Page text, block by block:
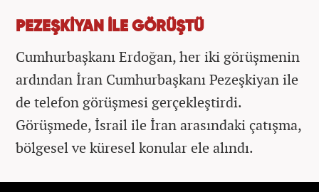
PEZEŞKİYAN İLE GÖRÜŞTÜ
Cumhurbaşkanı Erdoğan, her iki görüşmenin
ardından İran Cumhurbaşkanı Pezeşkiyan ile
de telefon görüşmesi gerçekleştirdi.
Görüşmede, İsrail ile İran arasındaki çatışma,
bölgesel ve küresel konular ele alındı.